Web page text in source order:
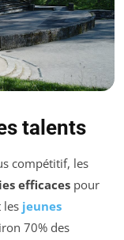
talents
compétitif, les
efficaces pour
les jeunes
70% des